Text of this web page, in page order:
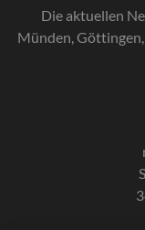
Die aktuellen
Münden,